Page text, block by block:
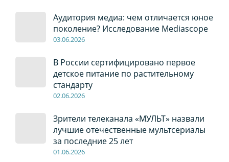
Аудитория медиа: чем отличается юное
поколение? Исследование Mediascope
03.06.2026
В России сертифицировано первое
детское питание по растительному
стандарту
02.06.2026
Зрители телеканала «МУЛЬТ» назвали
лучшие отечественные мультсериалы
за последние 25 лет
01.06.2026